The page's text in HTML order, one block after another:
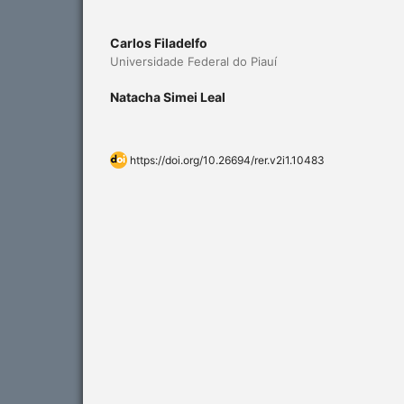
Carlos Filadelfo
Universidade Federal do Piauí
Natacha Simei Leal
https://doi.org/10.26694/rer.v2i1.10483